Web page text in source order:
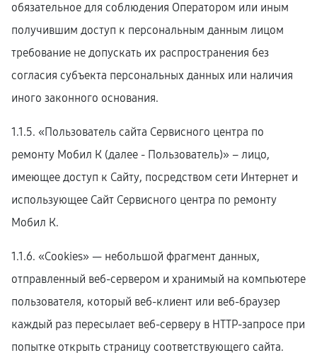
обязательное для соблюдения Оператором или иным
получившим доступ к персональным данным лицом
требование не допускать их распространения без
согласия субъекта персональных данных или наличия
иного законного основания.
1.1.5. «Пользователь сайта Сервисного центра по
ремонту Мобил К (далее ‑ Пользователь)» – лицо,
имеющее доступ к Сайту, посредством сети Интернет и
использующее Сайт Сервисного центра по ремонту
Мобил К.
1.1.6. «Cookies» — небольшой фрагмент данных,
отправленный веб-сервером и хранимый на компьютере
пользователя, который веб-клиент или веб-браузер
каждый раз пересылает веб-серверу в HTTP-запросе при
попытке открыть страницу соответствующего сайта.